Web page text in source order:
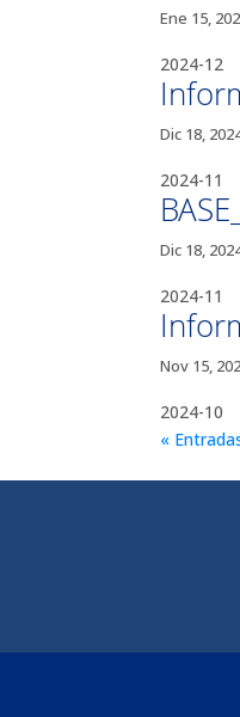
Ene 15,
2024-12
Dic 18,
2024-11
Dic 18,
2024-11
Nov 15,
2024-10
«